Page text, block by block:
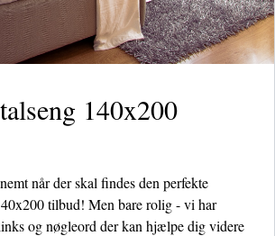
140x200
når der skal findes den perfekte
tilbud! Men bare rolig - vi har
og nøgleord der kan hjælpe dig videre